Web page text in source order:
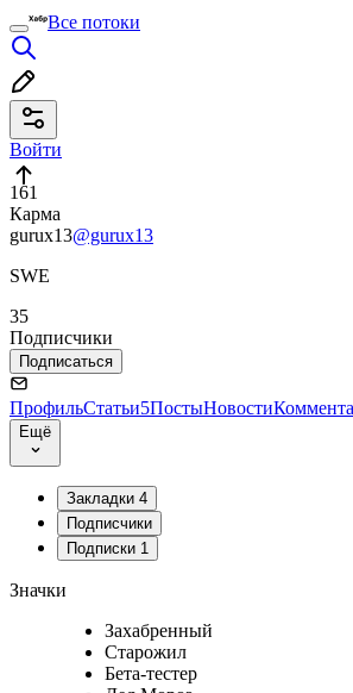
Все потоки
Войти
161
Карма
gurux13@gurux13
SWE
35
Подписчики
Подписаться
ПрофильСтатьи5ПостыНовости
Ещё
Закладки 4
Подписчики
Подписки 1
Значки
Захабренный
Старожил
Бета-тестер